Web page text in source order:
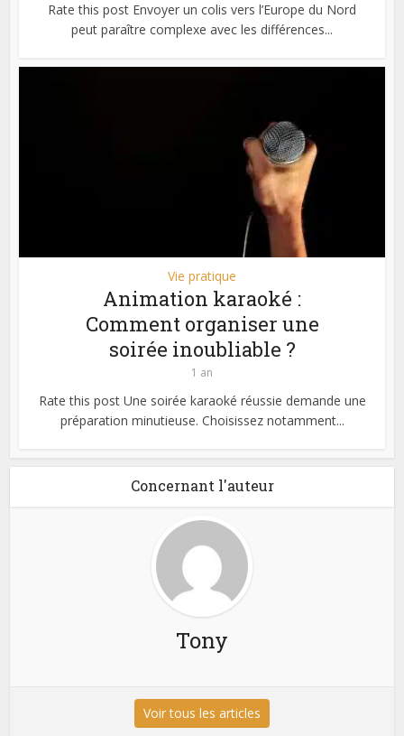
Rate this post Envoyer un colis vers l’Europe du Nord
peut paraître complexe avec les différences...
Vie pratique
Animation karaoké :
Comment organiser une
soirée inoubliable ?
1 an
Rate this post Une soirée karaoké réussie demande une
préparation minutieuse. Choisissez notamment...
Concernant l'auteur
Tony
Voir tous les articles